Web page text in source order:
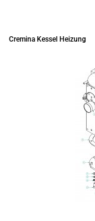
Cremina Kessel Heizung